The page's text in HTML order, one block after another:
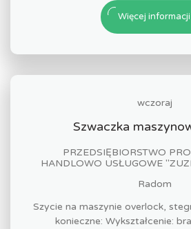
Więcej informacji
wczoraj
Szwaczka
PRZEDSIĘBIORSTWO
HANDLOWO USŁUGOWE
Radom
Szycie na maszynie overlock,
konieczne: Wykształcenie: